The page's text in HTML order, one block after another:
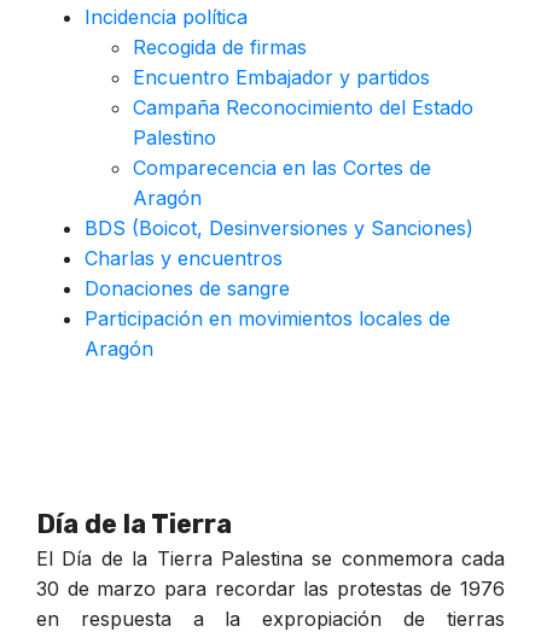
Incidencia política
Recogida de firmas
Encuentro Embajador y partidos
Campaña Reconocimiento del Estado
Palestino
Comparecencia en las Cortes de
Aragón
BDS (Boicot, Desinversiones y Sanciones)
Charlas y encuentros
Donaciones de sangre
Participación en movimientos locales de
Aragón
Día de la Tierra
El Día de la Tierra Palestina se conmemora cada
30 de marzo para recordar las protestas de 1976
en respuesta a la expropiación de tierras